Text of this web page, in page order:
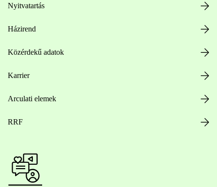
Nyitvatartás
Házirend
Közérdekű adatok
Karrier
Arculati elemek
RRF